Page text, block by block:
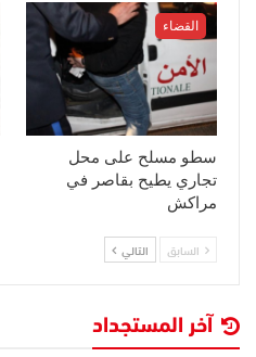
القضاء
سطو مسلح على محل
تجاري يطيح بقاصر في
مراكش
السابق التالي
آخر المستجداد